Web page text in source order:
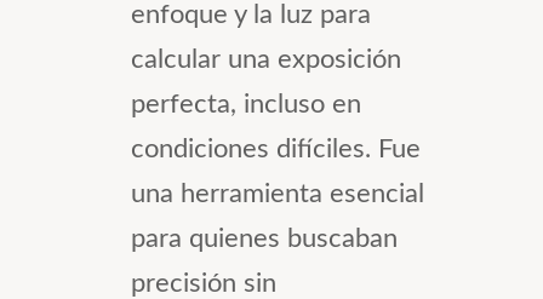
enfoque y la luz para
calcular una exposición
perfecta, incluso en
condiciones difíciles. Fue
una herramienta esencial
para quienes buscaban
precisión sin